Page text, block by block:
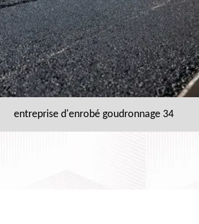
entreprise d'enrobé goudronnage 34